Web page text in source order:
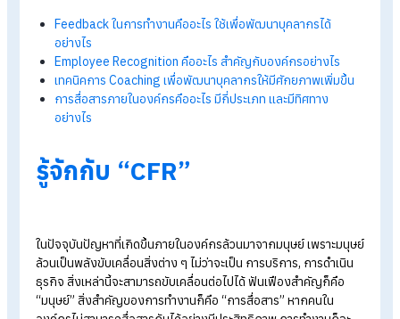
พาทุกคนมาทำความรู้จักกับหลักการการทำงานแ
CFR หลักการที่จะช่วยให้การสื่อสารภายในองค์กร
กลายเป็นเรื่องง่าย ๆ จะมีเคล็ดลับอะไรดี ๆ ที่องค์กร
ต้องรู้ ไปติดตามกันเลย
อ่านบทความที่เกี่ยวข้องเพิ่มเติม
อย่างไร
Employee Recognition คืออะไร สำคัญกับองค์กรอย่างไร
เทคนิคการ Coaching เพื่อพัฒนาบุคลากรให้มีศักยภาพเพิ่มขึ้
การสื่อสารภายในองค์กรคืออะไร มีกี่ประเภท และมีทิศทาง